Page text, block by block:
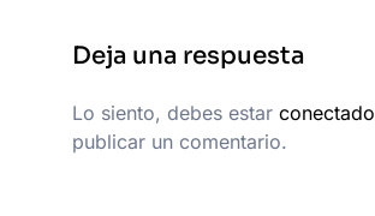
Deja una respuesta
Lo siento, debes estar conectado
publicar un comentario.